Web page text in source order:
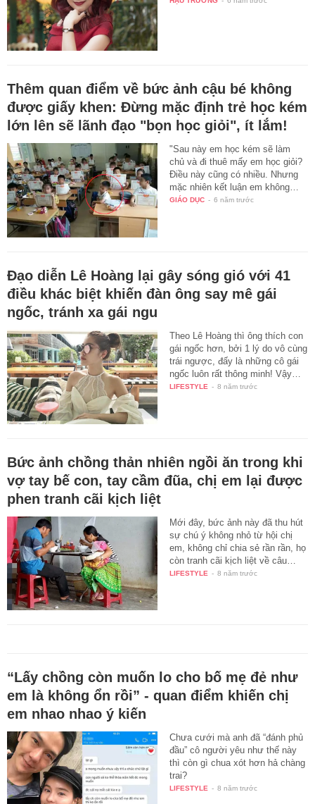
Thêm quan điểm về bức ảnh cậu bé không
được giấy khen: Đừng mặc định trẻ học kém
lớn lên sẽ lãnh đạo "bọn học giỏi", ít lắm!
"Sau này em học kém sẽ làm
chủ và đi thuê mấy em học giỏi?
Điều này cũng có nhiều. Nhưng
mặc nhiên kết luận em không…
GIÁO DỤC - 6 năm trước
Đạo diễn Lê Hoàng lại gây sóng gió với 41
điều khác biệt khiến đàn ông say mê gái
ngốc, tránh xa gái ngu
Theo Lê Hoàng thì ông thích con
gái ngốc hơn, bởi 1 lý do vô cùng
trái ngược, đấy là những cô gái
ngốc luôn rất thông minh! Vậy…
LIFESTYLE - 8 năm trước
Bức ảnh chồng thản nhiên ngồi ăn trong khi
vợ tay bế con, tay cầm đũa, chị em lại được
phen tranh cãi kịch liệt
Mới đây, bức ảnh này đã thu hút
sự chú ý không nhỏ từ hội chị
em, không chỉ chia sẻ rần rần, họ
còn tranh cãi kịch liệt về câu…
LIFESTYLE - 8 năm trước
“Lấy chồng còn muốn lo cho bố mẹ đẻ như
em là không ổn rồi” - quan điểm khiến chị
em nhao nhao ý kiến
Chưa cưới mà anh đã “đánh phủ
đầu” cô người yêu như thế này
thì còn gì chua xót hơn hả chàng
trai?
LIFESTYLE - 8 năm trước